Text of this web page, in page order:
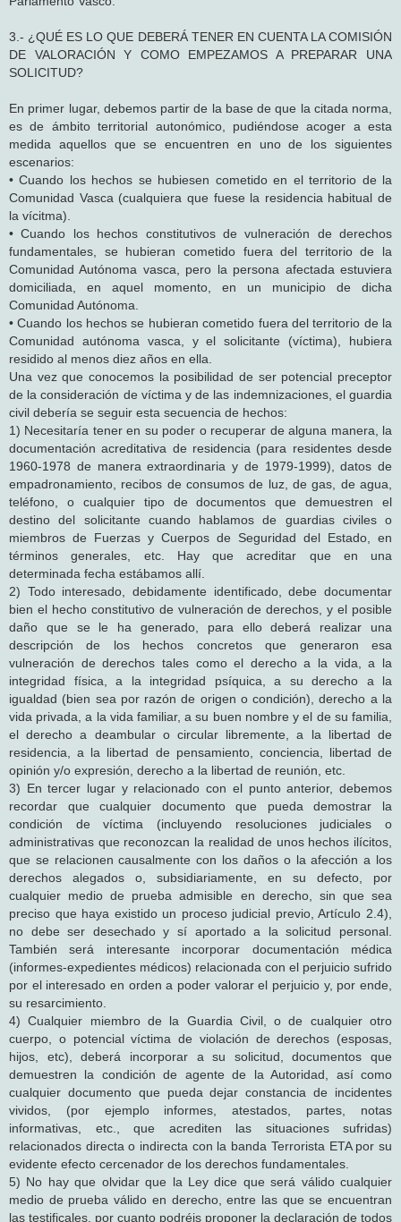
3.- ¿QUÉ ES LO QUE DEBERÁ TENER EN CUENTA LA COMISIÓN
DE VALORACIÓN Y COMO EMPEZAMOS A PREPARAR UNA
SOLICITUD?
En primer lugar, debemos partir de la base de que la citada norma,
es de ámbito territorial autonómico, pudiéndose acoger a esta
medida aquellos que se encuentren en uno de los siguientes
escenarios:
• Cuando los hechos se hubiesen cometido en el territorio de la
Comunidad Vasca (cualquiera que fuese la residencia habitual de
la vícitma).
• Cuando los hechos constitutivos de vulneración de derechos
fundamentales, se hubieran cometido fuera del territorio de la
Comunidad Autónoma vasca, pero la persona afectada estuviera
domiciliada, en aquel momento, en un municipio de dicha
Comunidad Autónoma.
• Cuando los hechos se hubieran cometido fuera del territorio de la
Comunidad autónoma vasca, y el solicitante (víctima), hubiera
residido al menos diez años en ella.
Una vez que conocemos la posibilidad de ser potencial preceptor
de la consideración de víctima y de las indemnizaciones, el guardia
civil debería se seguir esta secuencia de hechos:
1) Necesitaría tener en su poder o recuperar de alguna manera, la
documentación acreditativa de residencia (para residentes desde
1960-1978 de manera extraordinaria y de 1979-1999), datos de
empadronamiento, recibos de consumos de luz, de gas, de agua,
teléfono, o cualquier tipo de documentos que demuestren el
destino del solicitante cuando hablamos de guardias civiles o
miembros de Fuerzas y Cuerpos de Seguridad del Estado, en
términos generales, etc. Hay que acreditar que en una
determinada fecha estábamos allí.
2) Todo interesado, debidamente identificado, debe documentar
bien el hecho constitutivo de vulneración de derechos, y el posible
daño que se le ha generado, para ello deberá realizar una
descripción de los hechos concretos que generaron esa
vulneración de derechos tales como el derecho a la vida, a la
integridad física, a la integridad psíquica, a su derecho a la
igualdad (bien sea por razón de origen o condición), derecho a la
vida privada, a la vida familiar, a su buen nombre y el de su familia,
el derecho a deambular o circular libremente, a la libertad de
residencia, a la libertad de pensamiento, conciencia, libertad de
opinión y/o expresión, derecho a la libertad de reunión, etc.
3) En tercer lugar y relacionado con el punto anterior, debemos
recordar que cualquier documento que pueda demostrar la
condición de víctima (incluyendo resoluciones judiciales o
administrativas que reconozcan la realidad de unos hechos ilícitos,
que se relacionen causalmente con los daños o la afección a los
derechos alegados o, subsidiariamente, en su defecto, por
cualquier medio de prueba admisible en derecho, sin que sea
preciso que haya existido un proceso judicial previo, Artículo 2.4),
no debe ser desechado y sí aportado a la solicitud personal.
También será interesante incorporar documentación médica
(informes-expedientes médicos) relacionada con el perjuicio sufrido
por el interesado en orden a poder valorar el perjuicio y, por ende,
su resarcimiento.
4) Cualquier miembro de la Guardia Civil, o de cualquier otro
cuerpo, o potencial víctima de violación de derechos (esposas,
hijos, etc), deberá incorporar a su solicitud, documentos que
demuestren la condición de agente de la Autoridad, así como
cualquier documento que pueda dejar constancia de incidentes
vividos, (por ejemplo informes, atestados, partes, notas
informativas, etc., que acrediten las situaciones sufridas)
relacionados directa o indirecta con la banda Terrorista ETA por su
evidente efecto cercenador de los derechos fundamentales.
5) No hay que olvidar que la Ley dice que será válido cualquier
medio de prueba válido en derecho, entre las que se encuentran
las testificales, por cuanto podréis proponer la declaración de todos